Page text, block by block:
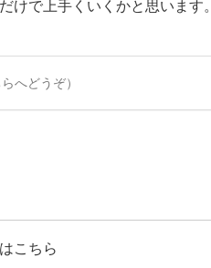
けで上手くいくかと思います。
へどうぞ）
こちら